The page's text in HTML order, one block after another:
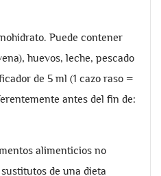
Puede contener
huevos, leche, pescado
de 5 ml (1 cazo raso =
antes del fin de:
alimenticios no
de una dieta